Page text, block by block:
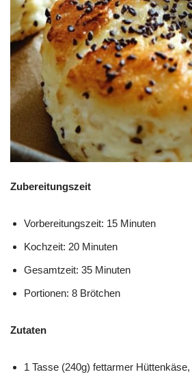
Zubereitungszeit
Vorbereitungszeit: 15 Minuten
Kochzeit: 20 Minuten
Gesamtzeit: 35 Minuten
Portionen: 8 Brötchen
Zutaten
1 Tasse (240g) fettarmer